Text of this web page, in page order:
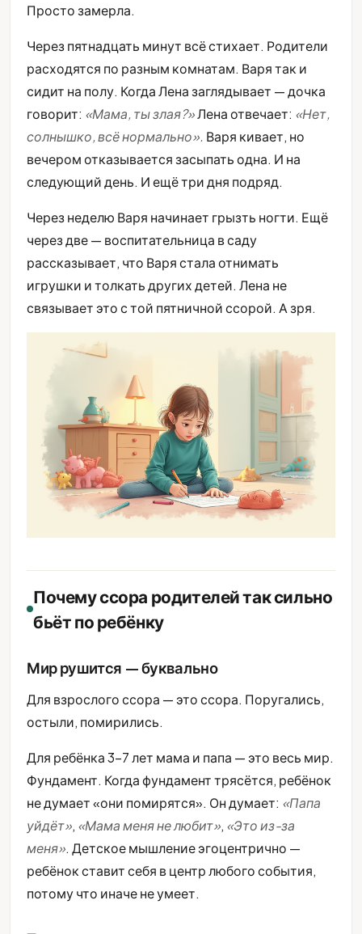
Просто замерла.
Через пятнадцать минут всё стихает. Родители
расходятся по разным комнатам. Варя так и
сидит на полу. Когда Лена заглядывает — дочка
говорит: «Мама, ты злая?»Лена отвечает: «Нет,
солнышко, всё нормально». Варя кивает, но
вечером отказывается засыпать одна. И на
следующий день. И ещё три дня подряд.
Через неделю Варя начинает грызть ногти. Ещё
через две — воспитательница в саду
рассказывает, что Варя стала отнимать
игрушки и толкать других детей. Лена не
связывает это с той пятничной ссорой. А зря.
Почему ссора родителей так сильно
бьёт по ребёнку
Мир рушится — буквально
Для взрослого ссора — это ссора. Поругались,
остыли, помирились.
Для ребёнка 3-7 лет мама и папа — это весь мир.
Фундамент. Когда фундамент трясётся, ребёнок
не думает «они помирятся». Он думает: «Папа
уйдёт», «Мама меня не любит», «Это из-за
меня». Детское мышление эгоцентрично —
ребёнок ставит себя в центр любого события,
потому что иначе не умеет.